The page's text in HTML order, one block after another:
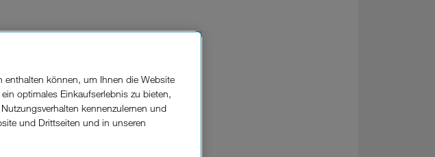
jetzt 6
enthalten können, um Ihnen die Website
optimales Einkaufserlebnis zu bieten,
kennenzulernen und
und Drittseiten und in unseren